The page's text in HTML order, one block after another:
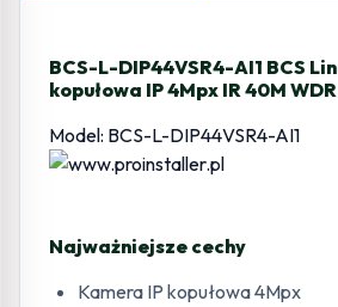
BCS-L-DIP44VSR4-AI1 BCS
kopułowa IP 4Mpx IR 40M WDR
Model: BCS-L-DIP44VSR4-AI1
Najważniejsze cechy
Kamera IP kopułowa 4Mpx